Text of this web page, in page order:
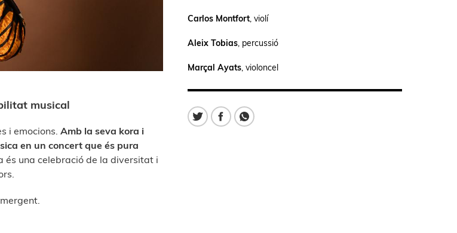
musical
i emocions. Amb la seva kora i
en un concert que és pura
una celebració de la diversitat i
Carlos Montfort, violí
Aleix Tobias, percussió
Marçal Ayats, violoncel